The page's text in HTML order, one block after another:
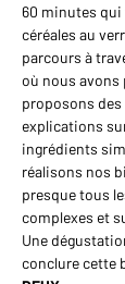
60 minutes qui
céréales au
parcours à
où nous avons
proposons
explications
ingrédients
réalisons nos
presque tous
complexes et
Une
conclure cette